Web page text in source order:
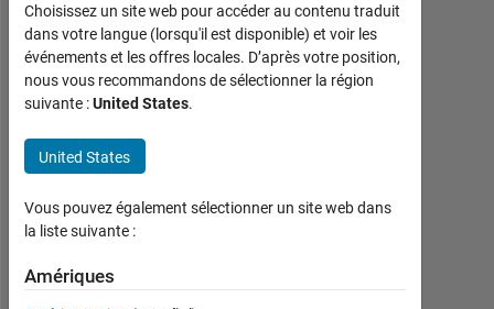
MIN
GU
PARK
Last
seen:
d'un
an il
|
Choisissez un site web pour accéder au contenu traduit
dans votre langue (lorsqu'il est disponible) et voir les
événements et les offres locales. D’après votre position,
nous vous recommandons de sélectionner la région
suivante :United States.
United States
Vous pouvez également sélectionner un site web dans
la liste suivante :
Amériques